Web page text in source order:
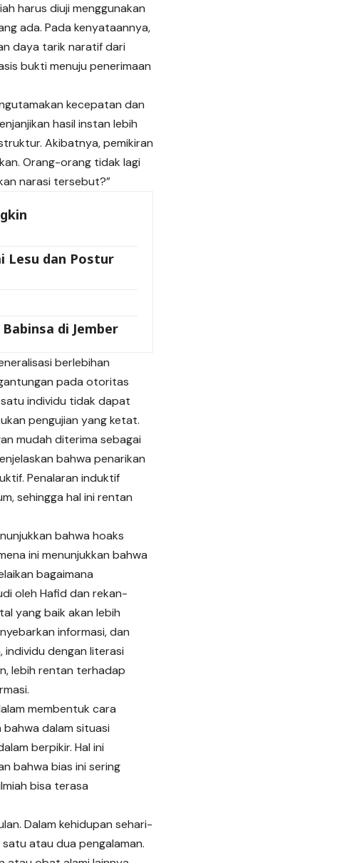
harus diuji menggunakan
ada. Pada kenyataannya,
daya tarik naratif dari
bukti menuju penerimaan
kecepatan dan
hasil instan lebih
Akibatnya, pemikiran
Orang-orang tidak lagi
narasi tersebut?”
Lesu dan Postur
di Jember
berlebihan
pada otoritas
satu individu tidak dapat
pengujian yang ketat.
mudah diterima sebagai
bahwa penarikan
Penalaran induktif
sehingga hal ini rentan
bahwa hoaks
ini menunjukkan bahwa
bagaimana
oleh Hafid dan rekan-
yang baik akan lebih
informasi, dan
individu dengan literasi
lebih rentan terhadap
membentuk cara
bahwa dalam situasi
berpikir. Hal ini
bahwa bias ini sering
bisa terasa
Dalam kehidupan sehari-
atau dua pengalaman.